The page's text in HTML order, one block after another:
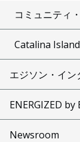
コミュニティ
Catalina
エジソン・イ
ENERGIZED by
Newsroom